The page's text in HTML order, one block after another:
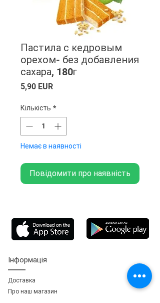
Пастила с кедровым
орехом- без добавления
сахара, 180г
5,90 EURЦіна
Кількість *
Немає в наявності
Повідомити про наявність
Інформація
Доставка
Про наш магазин